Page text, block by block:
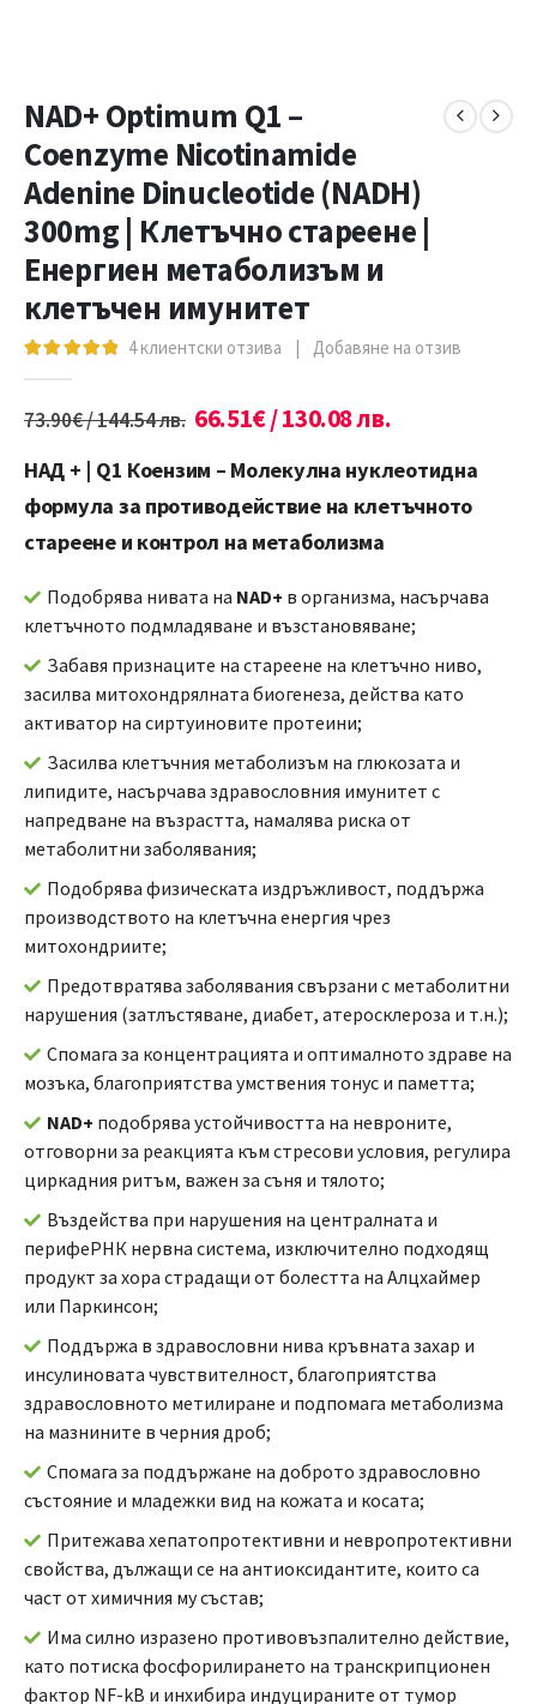
NAD+ Optimum Q1 –
Coenzyme Nicotinamide
Adenine Dinucleotide (NADH)
300mg | Клетъчно стареене |
Енергиен метаболизъм и
клетъчен имунитет
4клиентски отзива | Добавяне на отзив
73.90€/ 144.54 лв. 66.51€/ 130.08 лв.
НАД + | Q1 Коензим – Молекулна нуклеотидна
формула за противодействие на клетъчното
стареене и контрол на метаболизма
Подобрява нивата на NAD+ в организма, насърчава
клетъчното подмладяване и възстановяване;
Забавя признаците на стареене на клетъчно ниво,
засилва митохондрялната биогенеза, действа като
активатор на сиртуиновите протеини;
Засилва клетъчния метаболизъм на глюкозата и
липидите, насърчава здравословния имунитет с
напредване на възрастта, намалява риска от
метаболитни заболявания;
Подобрява физическата издръжливост, поддържа
производството на клетъчна енергия чрез
митохондриите;
Предотвратява заболявания свързани с метаболитни
нарушения (затлъстяване, диабет, атеросклероза и т.н.);
Спомага за концентрацията и оптималното здраве на
мозъка, благоприятства умствения тонус и паметта;
NAD+ подобрява устойчивостта на невроните,
отговорни за реакцията към стресови условия, регулира
циркадния ритъм, важен за съня и тялото;
Въздейства при нарушения на централната и
перифеРНК нервна система, изключително подходящ
продукт за хора страдащи от болестта на Алцхаймер
или Паркинсон;
Поддържа в здравословни нива кръвната захар и
инсулиновата чувствителност, благоприятства
здравословното метилиране и подпомага метаболизма
на мазнините в черния дроб;
Спомага за поддържане на доброто здравословно
състояние и младежки вид на кожата и косата;
Притежава хепатопротективни и невропротективни
свойства, дължащи се на антиоксидантите, които са
част от химичния му състав;
Има силно изразено противовъзпалително действие,
като потиска фосфорилирането на транскрипционен
фактор NF-kB и инхибира индуцираните от тумор